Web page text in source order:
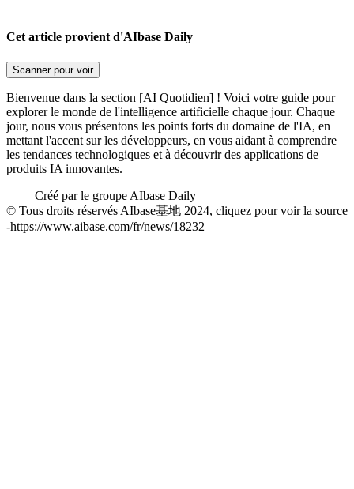
Cet article provient d'AIbase Daily
Scanner pour voir
Bienvenue dans la section [AI Quotidien] ! Voici votre guide pour
explorer le monde de l'intelligence artificielle chaque jour. Chaque
jour, nous vous présentons les points forts du domaine de l'IA, en
mettant l'accent sur les développeurs, en vous aidant à comprendre
les tendances technologiques et à découvrir des applications de
produits IA innovantes.
—— Créé par le groupe AIbase Daily
© Tous droits réservés AIbase基地 2024, cliquez pour voir la source
-https://www.aibase.com/fr/news/18232